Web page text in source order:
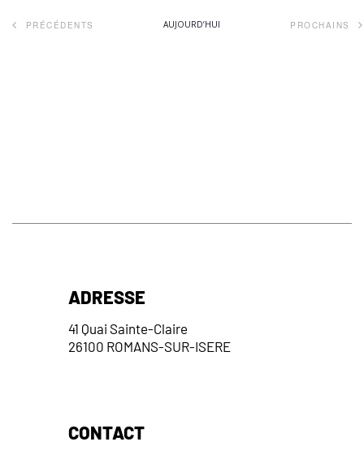
ÉVÈNEMENTS
PRÉCÉDENTS AUJOURD’HUI
PROCHAINS
ADRESSE
41 Quai Sainte-Claire
26100 ROMANS-SUR-ISERE
CONTACT